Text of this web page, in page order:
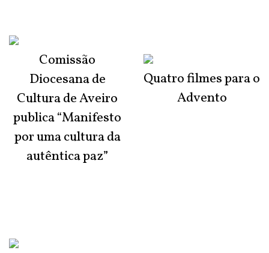
Comissão
Diocesana de
Cultura de Aveiro
publica “Manifesto
por uma cultura da
autêntica paz”
Quatro filmes para o
Advento